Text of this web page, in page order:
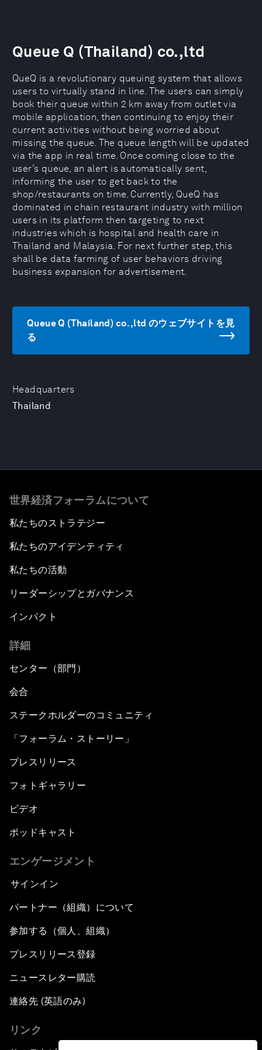
Headquarters
Thailand
Queue Q (Thailand) co.,ltd
QueQ is a revolutionary queuing system that allows
users to virtually stand in line. The users can simply
book their queue within 2 km away from outlet via
mobile application, then continuing to enjoy their
current activities without being worried about
missing the queue. The queue length will be updated
via the app in real time. Once coming close to the
user’s queue, an alert is automatically sent,
informing the user to get back to the
shop/restaurants on time. Currently, QueQ has
dominated in chain restaurant industry with million
users in its platform then targeting to next
industries which is hospital and health care in
Thailand and Malaysia. For next further step, this
shall be data farming of user behaviors driving
business expansion for advertisement.
Queue Q (Thailand) co.,ltd のウェブサイトを見
る
世界経済フォーラムについて
私たちのストラテジー
私たちのアイデンティティ
私たちの活動
リーダーシップとガバナンス
インパクト
詳細
センター（部門）
会合
ステークホルダーのコミュニティ
「フォーラム・ストーリー」
プレスリリース
フォトギャラリー
ビデオ
ポッドキャスト
エンゲージメント
サインイン
パートナー（組織）について
参加する（個人、組織）
プレスリリース登録
ニュースレター購読
連絡先 (英語のみ)
リンク